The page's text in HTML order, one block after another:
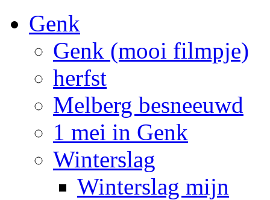
Genk
Genk (mooi filmpje)
herfst
Melberg besneeuwd
1 mei in Genk
Winterslag
Winterslag mijn